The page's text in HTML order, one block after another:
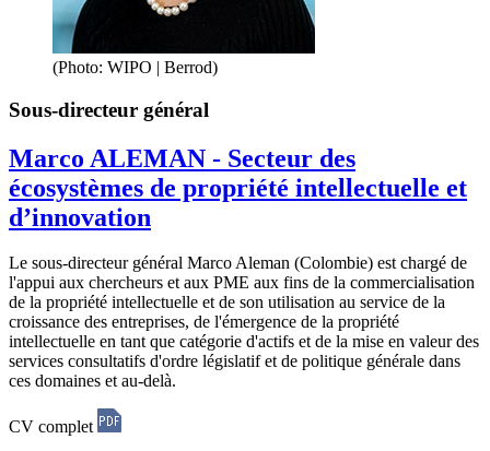
(Photo: WIPO | Berrod)
Sous-directeur général
Marco ALEMAN - Secteur des
écosystèmes de propriété intellectuelle et
d’innovation
Le sous-directeur général Marco Aleman (Colombie) est chargé de
l'appui aux chercheurs et aux PME aux fins de la commercialisation
de la propriété intellectuelle et de son utilisation au service de la
croissance des entreprises, de l'émergence de la propriété
intellectuelle en tant que catégorie d'actifs et de la mise en valeur des
services consultatifs d'ordre législatif et de politique générale dans
ces domaines et au-delà.
CV complet